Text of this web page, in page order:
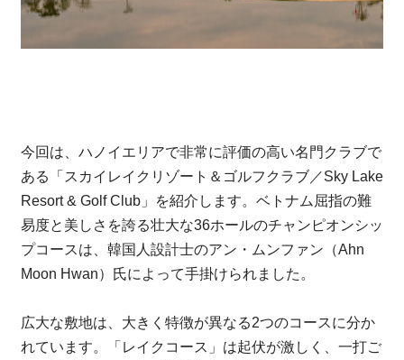
今回は、ハノイエリアで非常に評価の高い名門クラブで
ある「スカイレイクリゾート＆ゴルフクラブ／Sky Lake
Resort & Golf Club」を紹介します。ベトナム屈指の難
易度と美しさを誇る壮大な36ホールのチャンピオンシッ
プコースは、韓国人設計士のアン・ムンファン（Ahn
Moon Hwan）氏によって手掛けられました。
広大な敷地は、大きく特徴が異なる2つのコースに分か
れています。「レイクコース」は起伏が激しく、一打ご